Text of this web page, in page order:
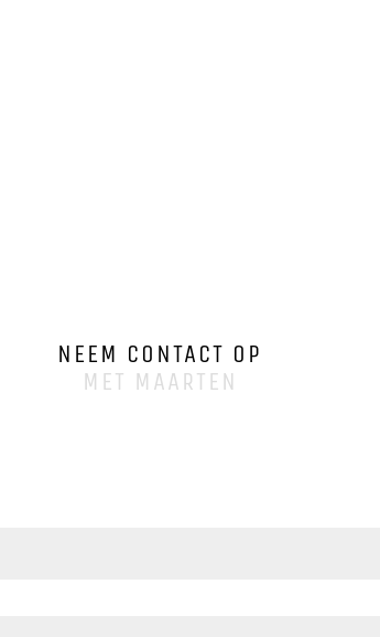
NEEM CONTACT OP
MET MAARTEN